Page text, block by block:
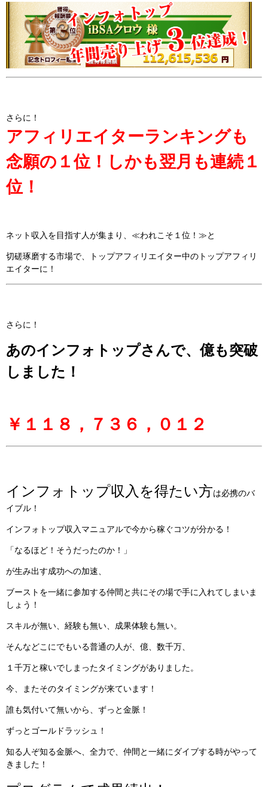
さらに！
アフィリエイターランキングも
念願の１位！しかも翌月も連続１
位！
ネット収入を目指す人が集まり、≪われこそ１位！≫と
切磋琢磨する市場で、トップアフィリエイター中のトップアフィリ
エイターに！
さらに！
あのインフォトップさんで、億も突破
しました！
￥１１８，７３６，０１２
インフォトップ収入を得たい方は必携のバ
イブル！
インフォトップ収入マニュアルで今から稼ぐコツが分かる！
「なるほど！そうだったのか！」
が生み出す成功への加速、
ブーストを一緒に参加する仲間と共にその場で手に入れてしまいま
しょう！
スキルが無い、経験も無い、成果体験も無い。
そんなどこにでもいる普通の人が、億、数千万、
１千万と稼いでしまったタイミングがありました。
今、またそのタイミングが来ています！
誰も気付いて無いから、ずっと金脈！
ずっとゴールドラッシュ！
知る人ぞ知る金脈へ、全力で、仲間と一緒にダイブする時がやって
きました！